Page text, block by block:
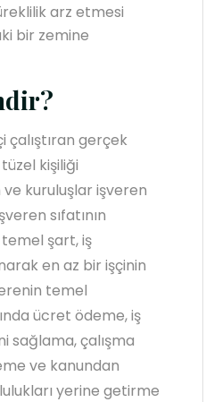
arz etmesi
bir zemine
çalıştıran gerçek
kişiliği
kuruluşlar işveren
sıfatının
temel şart, iş
en az bir işçinin
temel
ücret ödeme, iş
sağlama, çalışma
ve kanundan
yerine getirme